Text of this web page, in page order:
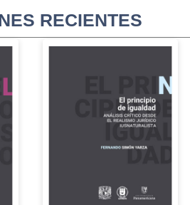
RECIENTES